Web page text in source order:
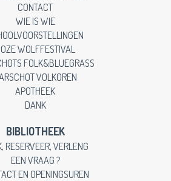
CONTACT
WIE IS WIE
WOLFFESTIVAL
FOLK&BLUEGRASS
VOLKOREN
APOTHEEK
DANK
BIBLIOTHEEK
RESERVEER, VERLENG
EEN VRAAG ?
EN OPENINGSUREN